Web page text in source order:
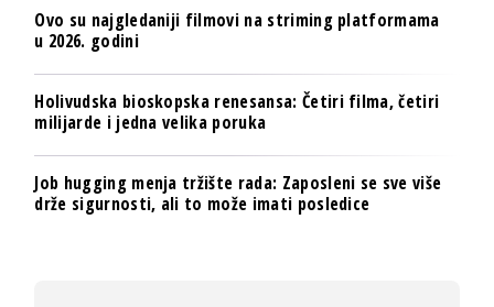
Ovo su najgledaniji filmovi na striming platformama
u 2026. godini
Holivudska bioskopska renesansa: Četiri filma, četiri
milijarde i jedna velika poruka
Job hugging menja tržište rada: Zaposleni se sve više
drže sigurnosti, ali to može imati posledice